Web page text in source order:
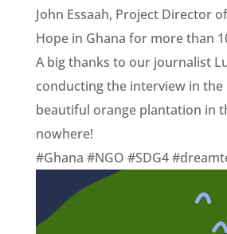
John Essaah, Project Director
Hope in Ghana for more than
A big thanks to our journalist
conducting the interview in the
beautiful orange plantation in
nowhere!
#Ghana #NGO #SDG4
Player